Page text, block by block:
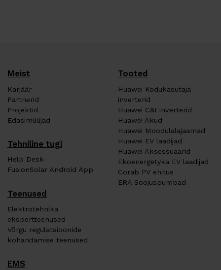
Meist
Karjäär
Partnerid
Projektid
Edasimüüjad
Tehniline tugi
Help Desk
FusionSolar Android Äpp
Tooted
Huawei Kodukasutaja
inverterid
Huawei C&I inverterid
Huawei Akud
Huawei Moodulalajaamad
Huawei EV laadijad
Huawei Aksessuaarid
Ekoenergetyka EV laadijad
Corab PV ehitus
ERA Soojuspumbad
Teenused
Elektrotehnika
ekspertteenused
Võrgu regulatsioonide
kohandamise teenused
EMS